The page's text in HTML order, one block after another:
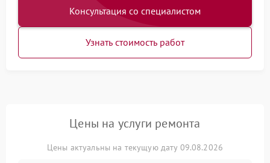
Консультация со специалистом
Узнать стоимость работ
Цены на услуги ремонта
Цены актуальны на текущую дату 09.08.2026